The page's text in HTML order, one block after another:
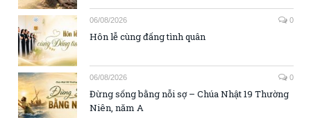
06/08/2026 0
Hôn lễ cùng đấng tình quân
06/08/2026 0
Đừng sống bằng nỗi sợ – Chúa Nhật 19 Thường
Niên, năm A